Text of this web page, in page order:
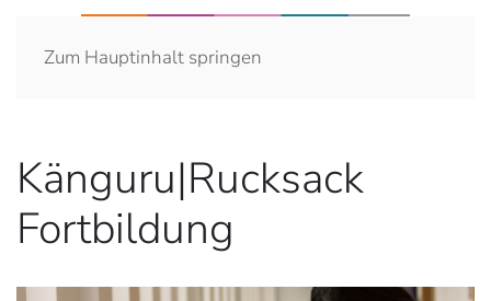
Zum Hauptinhalt springen
Känguru|Rucksack
Fortbildung